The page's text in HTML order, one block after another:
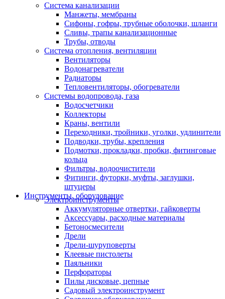
Система канализации
Манжеты, мембраны
Сифоны, гофры, трубные оболочки, шланги
Сливы, трапы канализационные
Трубы, отводы
Система отопления, вентиляции
Вентиляторы
Водонагреватели
Радиаторы
Тепловентиляторы, обогреватели
Системы водопровода, газа
Водосчетчики
Коллекторы
Краны, вентили
Переходники, тройники, уголки, удлинители
Подводки, трубы, крепления
Подмотки, прокладки, пробки, фитинговые
кольца
Фильтры, водоочистители
Фитинги, футорки, муфты, заглушки,
штуцеры
Инструменты, оборудование
Электроинструменты
Аккумуляторные отвертки, гайковерты
Аксессуары, расходные материалы
Бетоносмесители
Дрели
Дрели-шуруповерты
Клеевые пистолеты
Паяльники
Перфораторы
Пилы дисковые, цепные
Садовый электроинструмент